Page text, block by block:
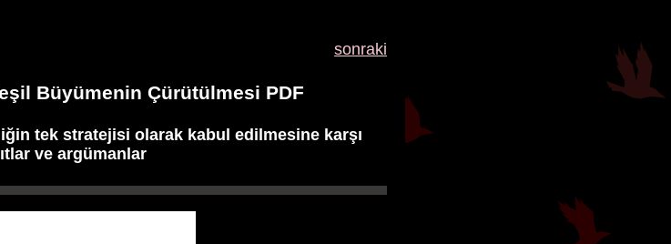
sonraki
Büyümenin Çürütülmesi PDF
tek stratejisi olarak kabul edilmesine karşı
ve argümanlar